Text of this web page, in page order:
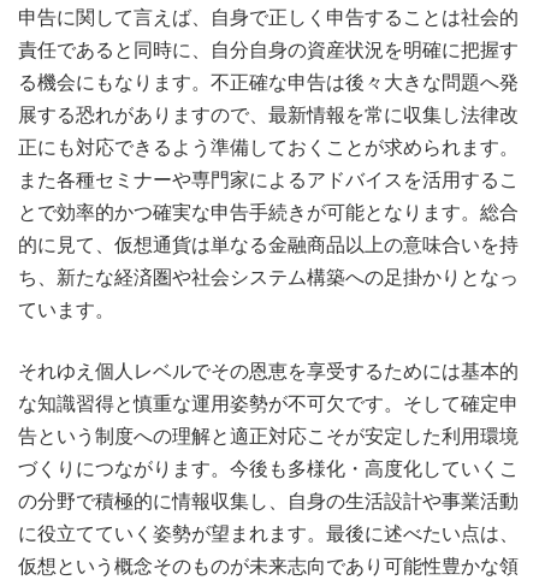
申告に関して言えば、自身で正しく申告することは社会的
責任であると同時に、自分自身の資産状況を明確に把握す
る機会にもなります。不正確な申告は後々大きな問題へ発
展する恐れがありますので、最新情報を常に収集し法律改
正にも対応できるよう準備しておくことが求められます。
また各種セミナーや専門家によるアドバイスを活用するこ
とで効率的かつ確実な申告手続きが可能となります。総合
的に見て、仮想通貨は単なる金融商品以上の意味合いを持
ち、新たな経済圏や社会システム構築への足掛かりとなっ
ています。
それゆえ個人レベルでその恩恵を享受するためには基本的
な知識習得と慎重な運用姿勢が不可欠です。そして確定申
告という制度への理解と適正対応こそが安定した利用環境
づくりにつながります。今後も多様化・高度化していくこ
の分野で積極的に情報収集し、自身の生活設計や事業活動
に役立てていく姿勢が望まれます。最後に述べたい点は、
仮想という概念そのものが未来志向であり可能性豊かな領